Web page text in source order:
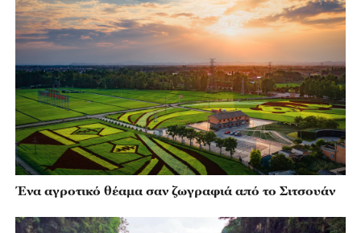
Ένα αγροτικό θέαμα σαν ζωγραφιά από το Σιτσουάν